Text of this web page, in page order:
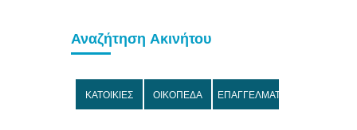
Αναζήτηση Ακινήτου
ΚΑΤΟΙΚΙΕΣ ΟΙΚΟΠΕΔΑ ΕΠΑΓΓΕΛΜΑΤΙΚΑ